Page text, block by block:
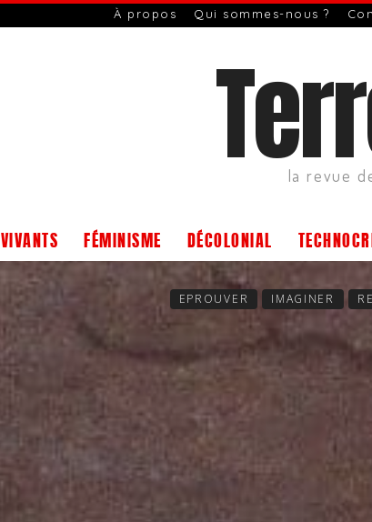
À propos Qui sommes-nous ?
la revue
VIVANTS FÉMINISME DÉCOLONIAL
EPROUVER IMAGINER